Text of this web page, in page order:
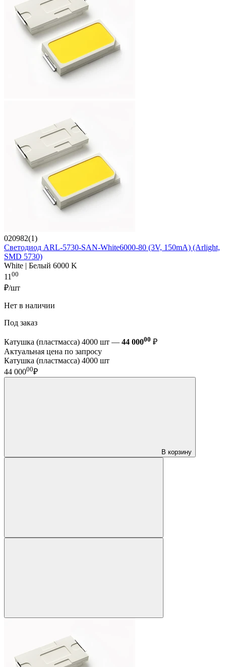
020982(1)
Светодиод ARL-5730-SAN-White6000-80 (3V, 150mA) (Arlight,
SMD 5730)
White | Белый 6000 K
1100
₽/шт
Нет в наличии
Под заказ
Катушка (пластмасса) 4000 шт — 44 00000 ₽
Актуальная цена по запросу
Катушка (пластмасса) 4000 шт
44 00000₽
В корзину